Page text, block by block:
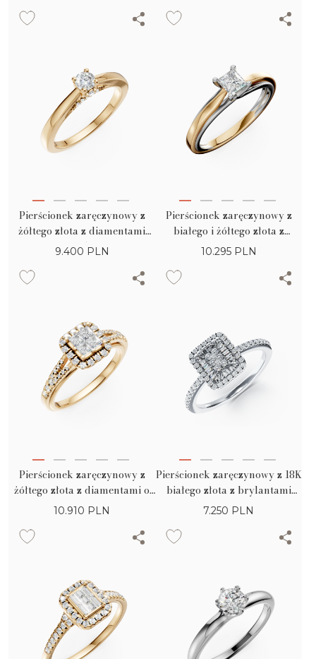
Pierścionek zaręczynowy z
żółtego złota z diamentami
0.35ct
9.400 PLN
Pierścionek zaręczynowy z
białego i żółtego złota z
diamentem 0.4ct
10.295 PLN
Pierścionek zaręczynowy z
żółtego złota z diamentami o
szlifie princess 0.26ct i
10.910 PLN
Pierścionek zaręczynowy z 18K
białego złota z brylantami
0.28ct
7.250 PLN